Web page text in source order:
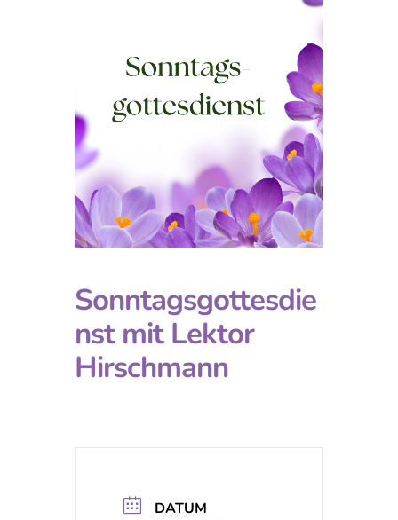
Sonntagsgottesdie
nst mit Lektor
Hirschmann
DATUM